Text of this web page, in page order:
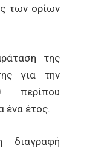
των ορίων
της
για την
περίπου
ένα έτος.